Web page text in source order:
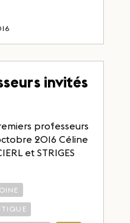
invités
professeurs
2016 Céline
et STRIGES